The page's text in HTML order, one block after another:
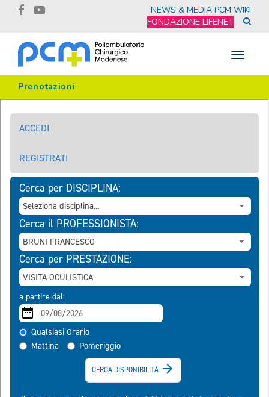
NEWS & MEDIA PCM WIKI
FONDAZIONE LIFENET
Toggle
Prenotazioni